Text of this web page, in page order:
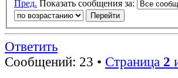
Пред. Показать сообщения за:
Ответить
Сообщений: 23 • Страница 2